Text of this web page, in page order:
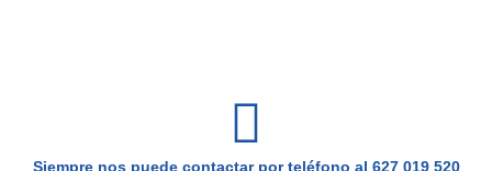
Siempre nos puede contactar por teléfono al 627 019 520